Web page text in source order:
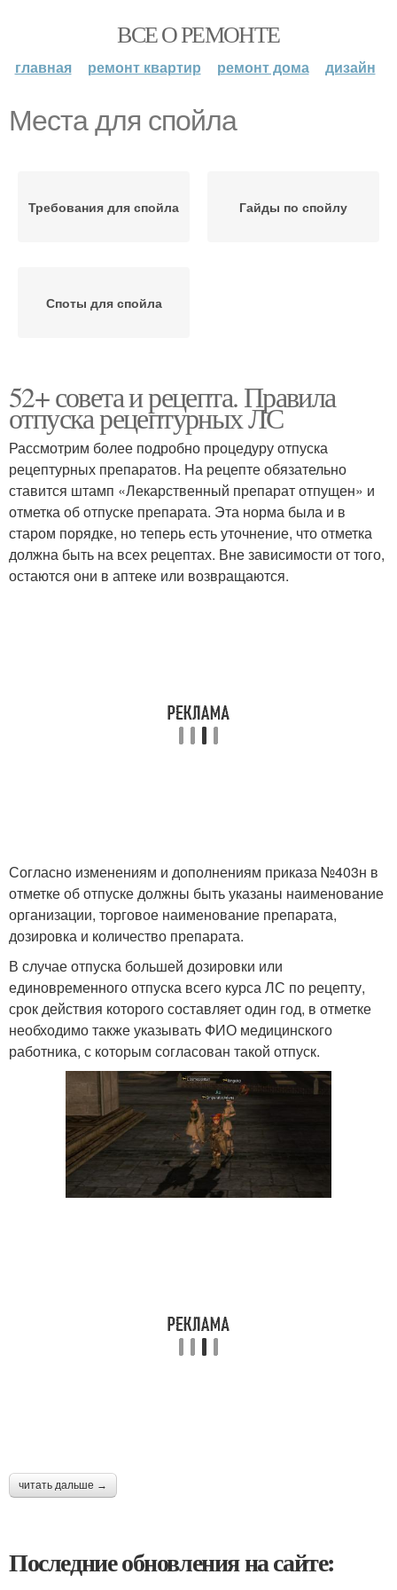
ВСЕ О РЕМОНТЕ
главная ремонт квартир ремонт дома дизайн
Места для спойла
Требования для спойла Гайды по спойлу
Споты для спойла
52+ совета и рецепта. Правила
отпуска рецептурных ЛС
Рассмотрим более подробно процедуру отпуска
рецептурных препаратов. На рецепте обязательно
ставится штамп «Лекарственный препарат отпущен» и
отметка об отпуске препарата. Эта норма была и в
старом порядке, но теперь есть уточнение, что отметка
должна быть на всех рецептах. Вне зависимости от того,
остаются они в аптеке или возвращаются.
Согласно изменениям и дополнениям приказа №403н в
отметке об отпуске должны быть указаны наименование
организации, торговое наименование препарата,
дозировка и количество препарата.
В случае отпуска большей дозировки или
единовременного отпуска всего курса ЛС по рецепту,
срок действия которого составляет один год, в отметке
необходимо также указывать ФИО медицинского
работника, с которым согласован такой отпуск.
читать дальше →
Последние обновления на сайте: